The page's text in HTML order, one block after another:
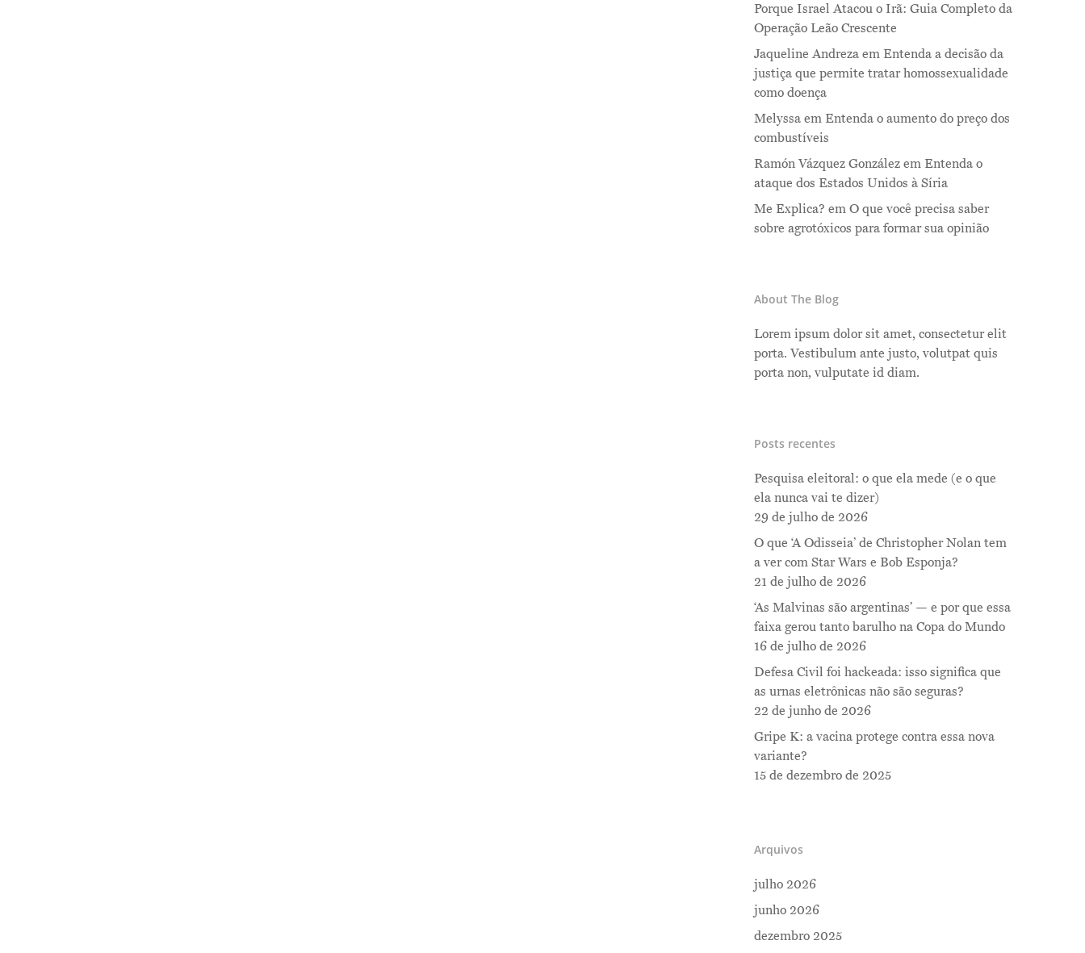
Porque Israel Atacou o Irã: Guia Completo da
Operação Leão Crescente
Jaqueline Andrezaem Entenda a decisão da
justiça que permite tratar homossexualidade
como doença
Melyssaem Entenda o aumento do preço dos
combustíveis
Ramón Vázquez Gonzálezem Entenda o
ataque dos Estados Unidos à Síria
Me Explica? em O que você precisa saber
sobre agrotóxicos para formar sua opinião
About The Blog
Lorem ipsum dolor sit amet, consectetur elit
porta. Vestibulum ante justo, volutpat quis
porta non, vulputate id diam.
Posts recentes
Pesquisa eleitoral: o que ela mede (e o que
ela nunca vai te dizer)
29 de julho de 2026
O que ‘A Odisseia’ de Christopher Nolan tem
a ver com Star Wars e Bob Esponja?
21 de julho de 2026
‘As Malvinas são argentinas’ — e por que essa
faixa gerou tanto barulho na Copa do Mundo
16 de julho de 2026
Defesa Civil foi hackeada: isso significa que
as urnas eletrônicas não são seguras?
22 de junho de 2026
Gripe K: a vacina protege contra essa nova
variante?
15 de dezembro de 2025
Arquivos
julho 2026
junho 2026
dezembro 2025